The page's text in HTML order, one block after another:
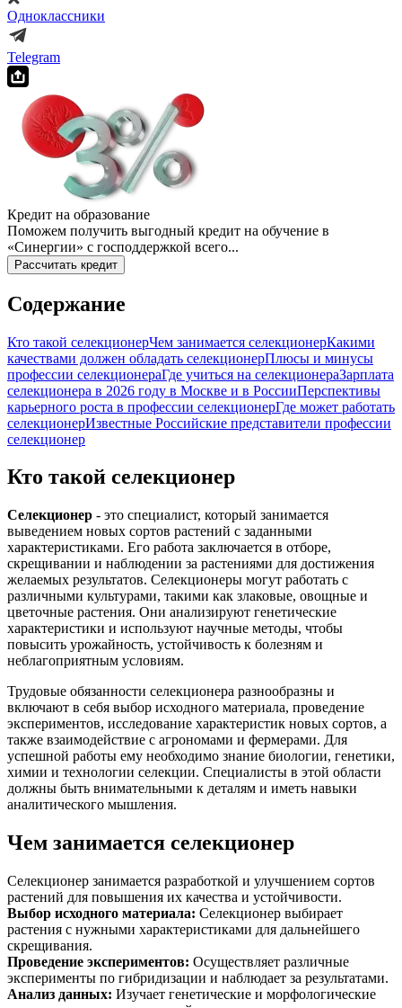
Одноклассники
Telegram
Кредит на образование
Поможем получить выгодный кредит на обучение в
«Синергии» с господдержкой всего...
Рассчитать кредит
Содержание
Кто такой селекционерЧем занимается селекционерКакими
качествами должен обладать селекционерПлюсы и минусы
профессии селекционераГде учиться на селекционераЗарплата
селекционера в 2026 году в Москве и в РоссииПерспективы
карьерного роста в профессии селекционерГде может работать
селекционерИзвестные Российские представители профессии
селекционер
Кто такой селекционер
Селекционер - это специалист, который занимается
выведением новых сортов растений с заданными
характеристиками. Его работа заключается в отборе,
скрещивании и наблюдении за растениями для достижения
желаемых результатов. Селекционеры могут работать с
различными культурами, такими как злаковые, овощные и
цветочные растения. Они анализируют генетические
характеристики и используют научные методы, чтобы
повысить урожайность, устойчивость к болезням и
неблагоприятным условиям.
Трудовые обязанности селекционера разнообразны и
включают в себя выбор исходного материала, проведение
экспериментов, исследование характеристик новых сортов, а
также взаимодействие с агрономами и фермерами. Для
успешной работы ему необходимо знание биологии, генетики,
химии и технологии селекции. Специалисты в этой области
должны быть внимательными к деталям и иметь навыки
аналитического мышления.
Чем занимается селекционер
Селекционер занимается разработкой и улучшением сортов
растений для повышения их качества и устойчивости.
Выбор исходного материала: Селекционер выбирает
растения с нужными характеристиками для дальнейшего
скрещивания.
Проведение экспериментов: Осуществляет различные
эксперименты по гибридизации и наблюдает за результатами.
Анализ данных: Изучает генетические и морфологические